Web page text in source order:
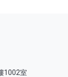
1002室